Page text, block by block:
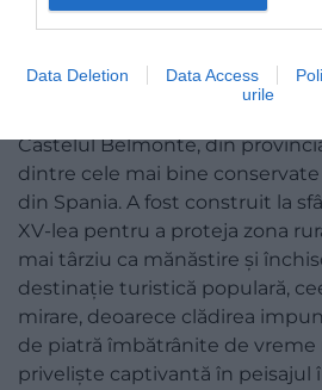
Data Deletion Data Access
urile
Castelul Belmonte, din
dintre cele mai bine
din Spania. A fost construit la
XV-lea pentru a proteja zona
mai târziu ca mănăstire și
destinație turistică populară,
mirare, deoarece clădirea
de piatră îmbătrânite de vreme
priveliște captivantă în peisajul